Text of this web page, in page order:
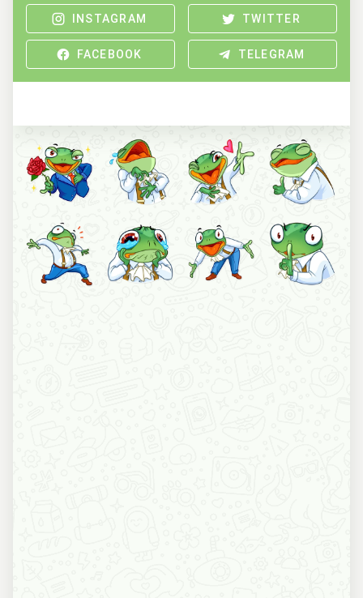
INSTAGRAM TWITTER
FACEBOOK TELEGRAM